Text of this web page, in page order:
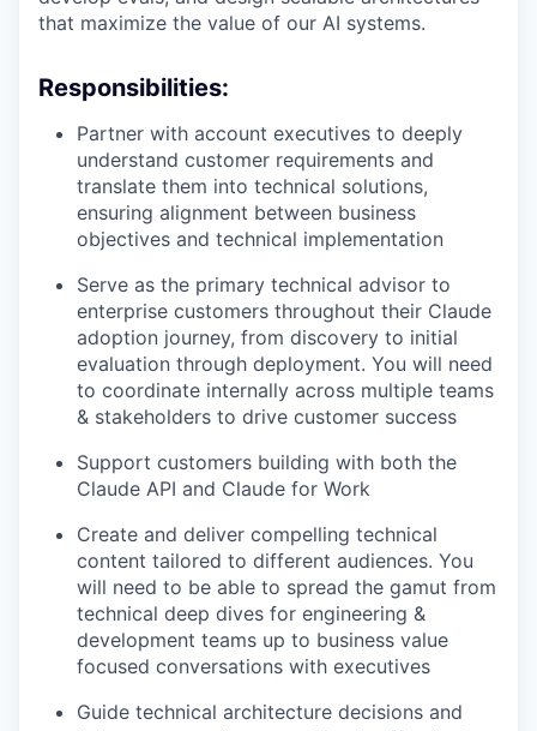
that maximize the value of our AI systems.
Responsibilities:
Partner with account executives to deeply
understand customer requirements and
translate them into technical solutions,
ensuring alignment between business
objectives and technical implementation
Serve as the primary technical advisor to
enterprise customers throughout their Claude
adoption journey, from discovery to initial
evaluation through deployment. You will need
to coordinate internally across multiple teams
& stakeholders to drive customer success
Support customers building with both the
Claude API and Claude for Work
Create and deliver compelling technical
content tailored to different audiences. You
will need to be able to spread the gamut from
technical deep dives for engineering &
development teams up to business value
focused conversations with executives
Guide technical architecture decisions and